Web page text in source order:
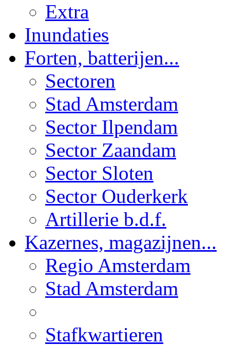
Extra
Inundaties
Forten, batterijen...
Sectoren
Stad Amsterdam
Sector Ilpendam
Sector Zaandam
Sector Sloten
Sector Ouderkerk
Artillerie b.d.f.
Kazernes, magazijnen...
Regio Amsterdam
Stad Amsterdam
Stafkwartieren